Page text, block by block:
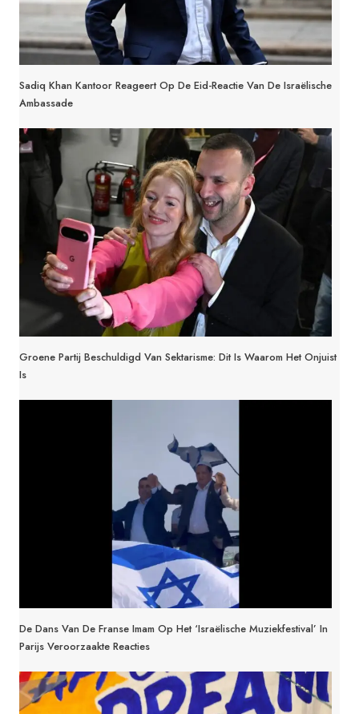
Sadiq Khan Kantoor Reageert Op De Eid-Reactie Van De Israëlische
Ambassade
Groene Partij Beschuldigd Van Sektarisme: Dit Is Waarom Het Onjuist
Is
De Dans Van De Franse Imam Op Het ‘Israëlische Muziekfestival’ In
Parijs Veroorzaakte Reacties